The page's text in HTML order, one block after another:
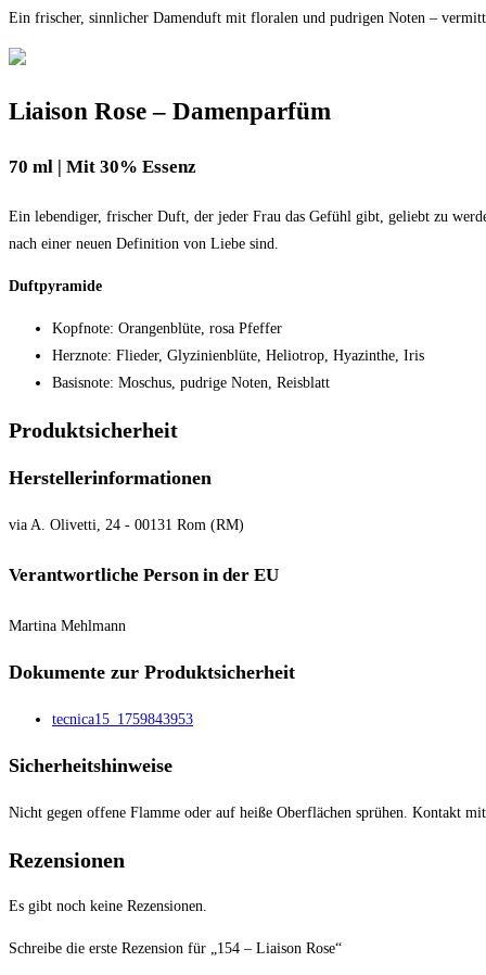
Ein frischer, sinnlicher Damenduft mit floralen und pudrigen Noten –
Liaison Rose – Damenparfüm
70 ml | Mit 30% Essenz
Ein lebendiger, frischer Duft, der jeder Frau das Gefühl gibt, geliebt zu
nach einer neuen Definition von Liebe sind.
Duftpyramide
Kopfnote: Orangenblüte, rosa Pfeffer
Herznote: Flieder, Glyzinienblüte, Heliotrop, Hyazinthe, Iris
Basisnote: Moschus, pudrige Noten, Reisblatt
Produktsicherheit
Herstellerinformationen
via A. Olivetti, 24 - 00131 Rom (RM)
Verantwortliche Person in der EU
Martina Mehlmann
Dokumente zur Produktsicherheit
tecnica15_1759843953
Sicherheitshinweise
Nicht gegen offene Flamme oder auf heiße Oberflächen sprühen. Kontakt
Rezensionen
Es gibt noch keine Rezensionen.
Schreibe die erste Rezension für „154 – Liaison Rose“